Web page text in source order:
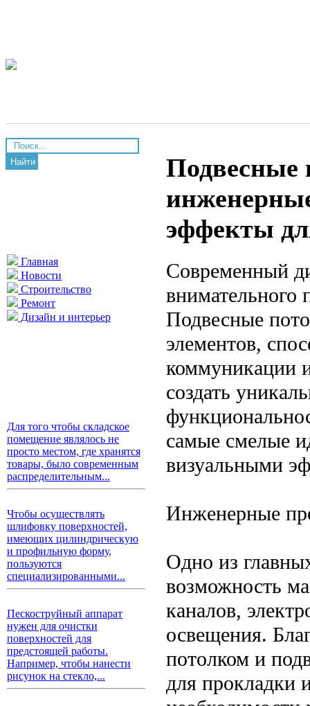
Найти
Главная
Новости
Строительство
Ремонт
Дизайн и интерьер
Для того чтобы складское
помещение являлось не
просто местом, где хранятся
товары, было современным
распределительным...
Чтобы осуществлять
шлифовку поверхностей,
имеющих цилиндрическую
и профильную форму,
пользуются
специализированными...
Пескоструйный аппарат
нужен для очистки
поверхностей для
предстоящей работы.
Например, чтобы нанести
рисунок на стекло,...
Подвесные
эффекты
Современный
внимательного
Подвесные
элементов,
коммуникации
создать
самые смелые
визуальными
Инженерные
Одно из
возможность
каналов,
освещения.
потолком и
для прокладки